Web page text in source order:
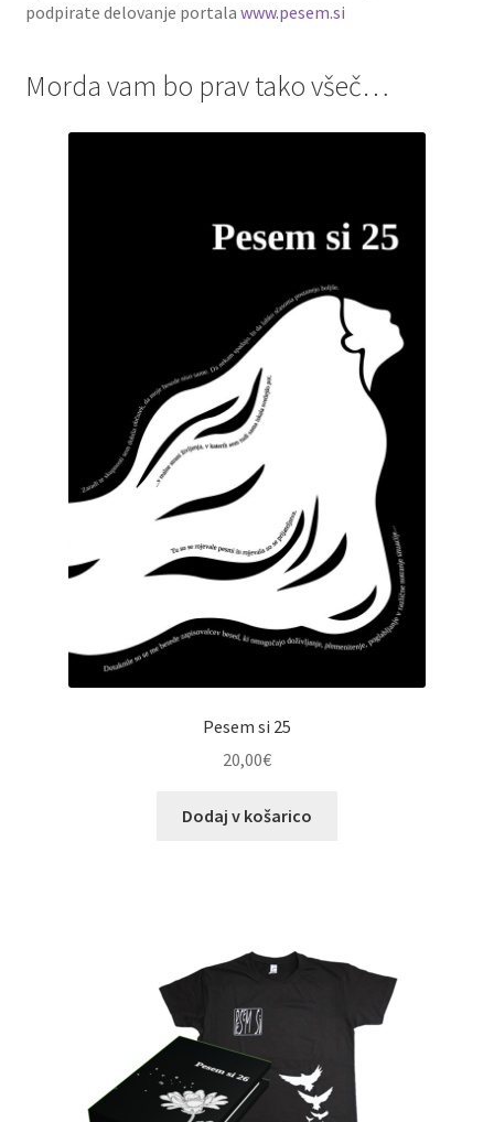
podpirate delovanje portala www.pesem.si
Morda vam bo prav tako všeč…
Pesem si 25
20,00€
Dodaj v košarico